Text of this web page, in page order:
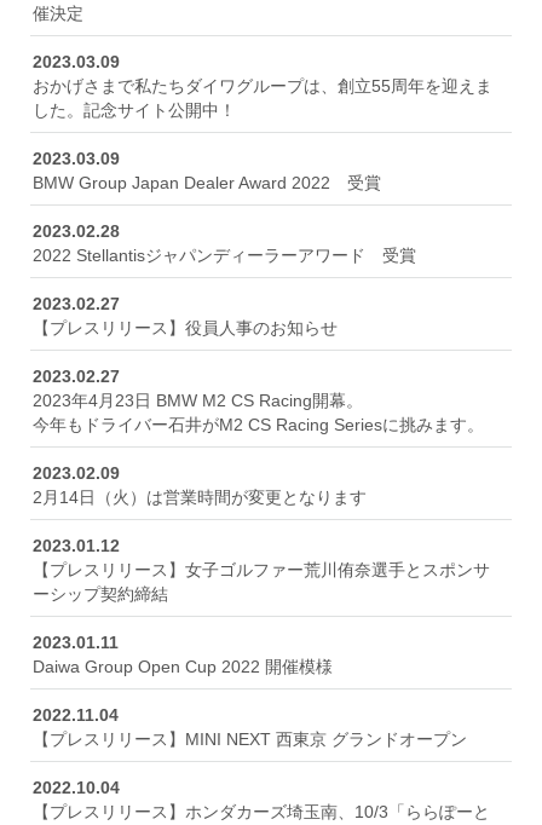
催決定
2023.03.09
おかげさまで私たちダイワグループは、創立55周年を迎えま
した。記念サイト公開中！
2023.03.09
BMW Group Japan Dealer Award 2022 受賞
2023.02.28
2022 Stellantisジャパンディーラーアワード 受賞
2023.02.27
【プレスリリース】役員人事のお知らせ
2023.02.27
2023年4月23日 BMW M2 CS Racing開幕。
今年もドライバー石井がM2 CS Racing Seriesに挑みます。
2023.02.09
2月14日（火）は営業時間が変更となります
2023.01.12
【プレスリリース】女子ゴルファー荒川侑奈選手とスポンサ
ーシップ契約締結
2023.01.11
Daiwa Group Open Cup 2022 開催模様
2022.11.04
【プレスリリース】MINI NEXT 西東京 グランドオープン
2022.10.04
【プレスリリース】ホンダカーズ埼玉南、10/3「ららぽーと